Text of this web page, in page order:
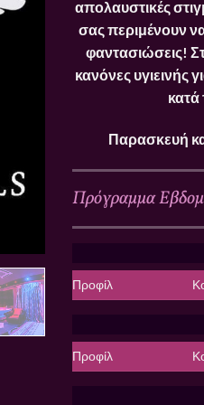
απολαυστικές
σας περιμένουν
φαντασιώσεις!
κανόνες υγιεινής
Παρασκευή
Πρόγραμμα
Προφίλ
Προφίλ